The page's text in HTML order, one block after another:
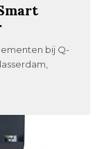
bij Q-